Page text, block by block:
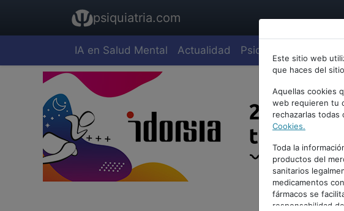
psiquiatria.com
IA en Salud Mental Actualidad Psiquiatría
Este sitio web
que haces del
Aquellas cookies
web requieren tu
rechazarlas todas
Cookies.
Toda la
productos del
sanitarios
medicamentos
fármacos se
responsabilidad